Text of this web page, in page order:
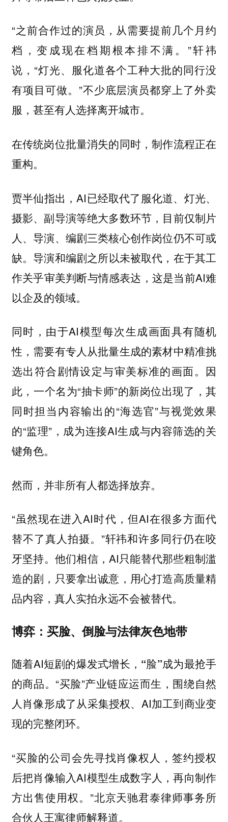
“之前合作过的演员，从需要提前几个月约
档，变成现在档期根本排不满。”轩祎
说，“灯光、服化道各个工种大批的同行没
有项目可做。”不少底层演员都穿上了外卖
服，甚至有人选择离开城市。
在传统岗位批量消失的同时，制作流程正在
重构。
贾半仙指出，AI已经取代了服化道、灯光、
摄影、副导演等绝大多数环节， 目前仅制片
人、导演、编剧三类核心创作岗位仍不可或
缺。导演和编剧之所以未被取代，在于其工
作关乎审美判断与情感表达，这是当前AI难
以企及的领域。
同时，由于AI模型每次生成画面具有随机
性，需要有专人从批量生成的素材中精准挑
选出符合剧情设定与审美标准的画面。因
此，一个名为“抽卡师”的新岗位出现了，其
同时担当内容输出的“海选官”与视觉效果
的“监理”，成为连接AI生成与内容筛选的关
键角色。
然而，并非所有人都选择放弃。
“虽然现在进入AI时代，但AI在很多方面代
替不了真人拍摄。”轩祎和许多同行仍在咬
牙坚持。他们相信，AI只能替代那些粗制滥
造的剧，只要拿出诚意，用心打造高质量精
品内容，真人实拍永远不会被替代。
博弈：买脸、倒脸与法律灰色地带
随着AI短剧的爆发式增长， “脸”成为最抢手
的商品。“买脸”产业链应运而生，围绕自然
人肖像形成了从采集授权、AI加工到商业变
现的完整闭环。
“买脸的公司会先寻找肖像权人，签约授权
后把肖像输入AI模型生成数字人，再向制作
方出售使用权。”北京天驰君泰律师事务所
合伙人王寓律师解释道。